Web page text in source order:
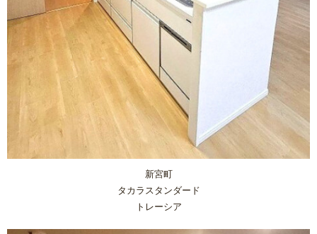
新宮町
タカラスタンダード
トレーシア